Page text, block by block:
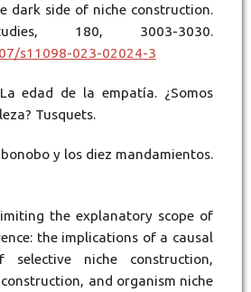
dark side of niche construction.
180, 3003-3030.
s11098-023-02024-3
edad de la empatía. ¿Somos
Tusquets.
bonobo y los diez mandamientos.
the explanatory scope of
the implications of a causal
selective niche construction,
and organism niche